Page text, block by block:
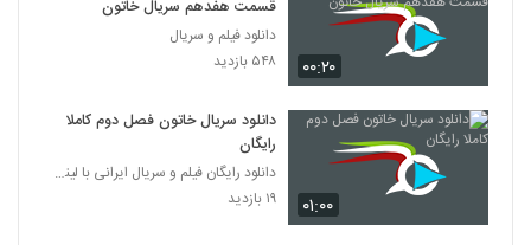
۰۰:۲۰
قسمت هفدهم سریال خاتون
دانلود فیلم و سریال
۵۴۸ بازدید
۰۱:۰۰
دانلود سریال خاتون فصل دوم کاملا
رایگان
دانلود رایگان فیلم و سریال ایرانی با لینک مستقیم
۱۹ بازدید